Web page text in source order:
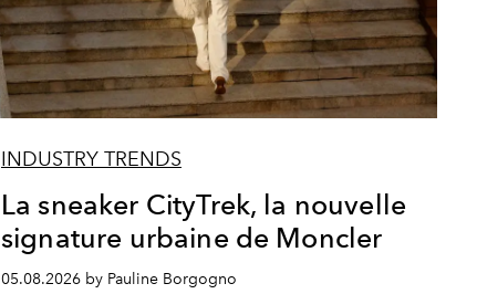
INDUSTRY TRENDS
La sneaker CityTrek, la nouvelle
signature urbaine de Moncler
05.08.2026 by Pauline Borgogno